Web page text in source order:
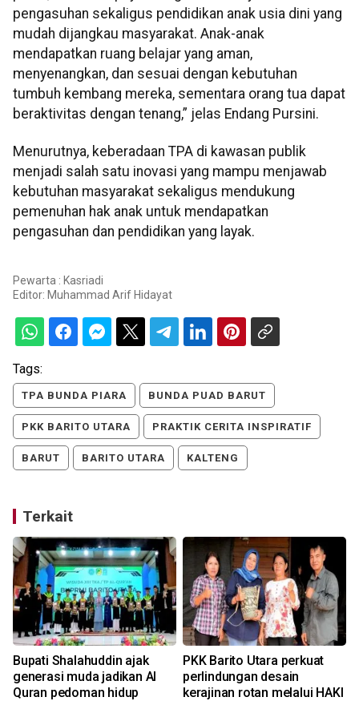
pengasuhan sekaligus pendidikan anak usia dini yang
mudah dijangkau masyarakat. Anak-anak
mendapatkan ruang belajar yang aman,
menyenangkan, dan sesuai dengan kebutuhan
tumbuh kembang mereka, sementara orang tua dapat
beraktivitas dengan tenang,” jelas Endang Pursini.
Menurutnya, keberadaan TPA di kawasan publik
menjadi salah satu inovasi yang mampu menjawab
kebutuhan masyarakat sekaligus mendukung
pemenuhan hak anak untuk mendapatkan
pengasuhan dan pendidikan yang layak.
Pewarta : Kasriadi
Editor: Muhammad Arif Hidayat
Tags:
TPA BUNDA PIARA BUNDA PUAD BARUT
PKK BARITO UTARA PRAKTIK CERITA INSPIRATIF
BARUT BARITO UTARA KALTENG
Terkait
Bupati Shalahuddin ajak
generasi muda jadikan Al
Quran pedoman hidup
PKK Barito Utara perkuat
perlindungan desain
kerajinan rotan melalui HAKI